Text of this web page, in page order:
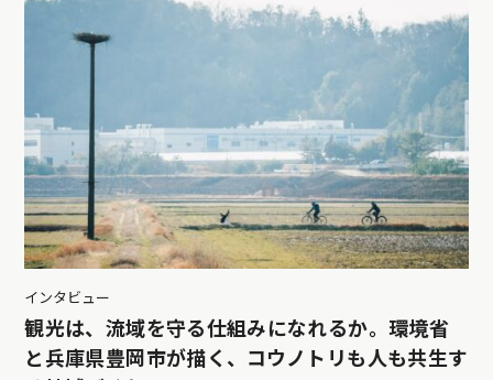
インタビュー
観光は、流域を守る仕組みになれるか。環境省
と兵庫県豊岡市が描く、コウノトリも人も共生す